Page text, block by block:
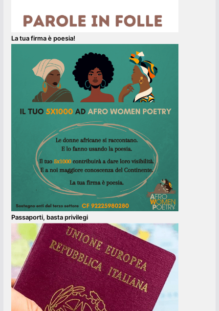
La tua firma è poesia!
Passaporti, basta privilegi